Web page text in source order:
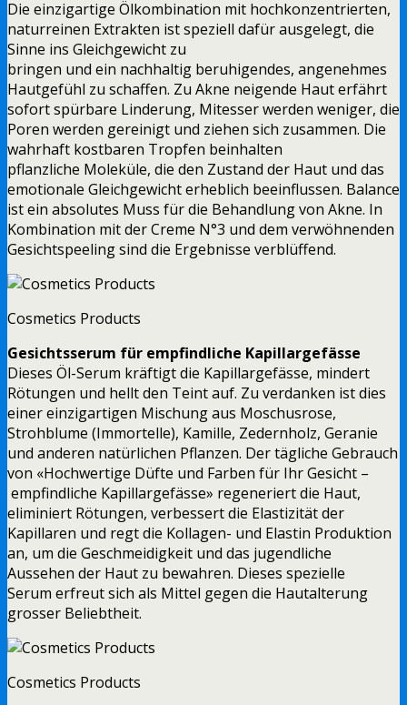
Die einzigartige Ölkombination mit hochkonzentrierten,
naturreinen Extrakten ist speziell dafür ausgelegt, die
Sinne ins Gleichgewicht zu
bringen und ein nachhaltig beruhigendes, angenehmes
Hautgefühl zu schaffen. Zu Akne neigende Haut erfährt
sofort spürbare Linderung, Mitesser werden weniger, die
Poren werden gereinigt und ziehen sich zusammen. Die
wahrhaft kostbaren Tropfen beinhalten
pflanzliche Moleküle, die den Zustand der Haut und das
emotionale Gleichgewicht erheblich beeinflussen. Balance
ist ein absolutes Muss für die Behandlung von Akne. In
Kombination mit der Creme N°3 und dem verwöhnenden
Gesichtspeeling sind die Ergebnisse verblüffend.
Cosmetics Products
Gesichtsserum für empfindliche Kapillargefässe
Dieses Öl-Serum kräftigt die Kapillargefässe, mindert
Rötungen und hellt den Teint auf. Zu verdanken ist dies
einer einzigartigen Mischung aus Moschusrose,
Strohblume (Immortelle), Kamille, Zedernholz, Geranie
und anderen natürlichen Pflanzen. Der tägliche Gebrauch
von «Hochwertige Düfte und Farben für Ihr Gesicht –
empfindliche Kapillargefässe» regeneriert die Haut,
eliminiert Rötungen, verbessert die Elastizität der
Kapillaren und regt die Kollagen- und Elastin Produktion
an, um die Geschmeidigkeit und das jugendliche
Aussehen der Haut zu bewahren. Dieses spezielle
Serum erfreut sich als Mittel gegen die Hautalterung
grosser Beliebtheit.
Cosmetics Products